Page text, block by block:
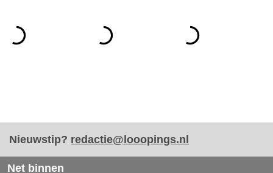
Nieuwstip? redactie@looopings.nl
Net binnen